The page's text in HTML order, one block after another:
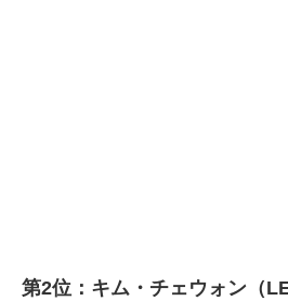
第2位：キム・チェウォン（